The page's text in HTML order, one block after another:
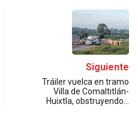
Siguiente
Tráiler vuelca en tramo
Villa de Comaltitlán-
Huixtla, obstruyendo…